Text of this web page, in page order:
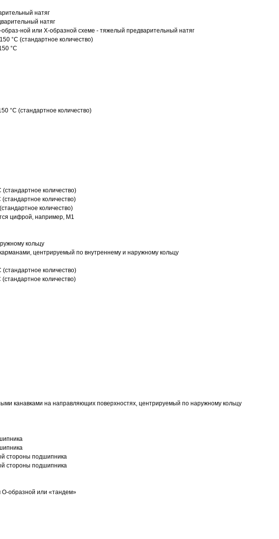
натяг
натяг
ной или Х-образной схеме - тяжелый предварительный натяг
°C (стандартное количество)
°C
°C (стандартное количество)
количество)
количество)
количество)
цифрой, например, M1
кольцу
центрируемый по внутреннему и наружному кольцу
количество)
количество)
канавками на направляющих поверхностях, центрируемый по наружному кольцу
стороны подшипника
стороны подшипника
образной или «тандем»